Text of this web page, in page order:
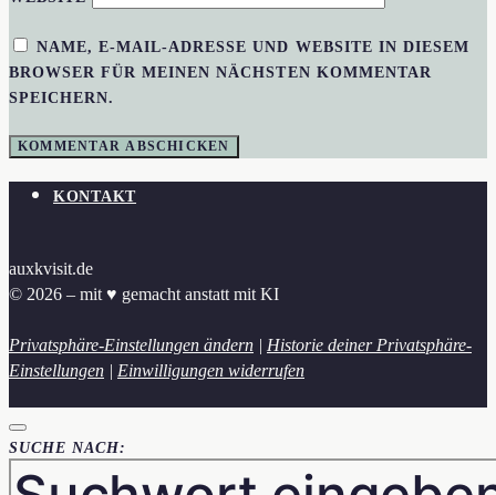
NAME, E-MAIL-ADRESSE UND WEBSITE IN DIESEM
BROWSER FÜR MEINEN NÄCHSTEN KOMMENTAR
SPEICHERN.
KONTAKT
auxkvisit.de
© 2026 – mit ♥︎ gemacht anstatt mit KI
Privatsphäre-Einstellungen ändern | Historie deiner Privatsphäre-
Einstellungen | Einwilligungen widerrufen
SUCHE NACH: